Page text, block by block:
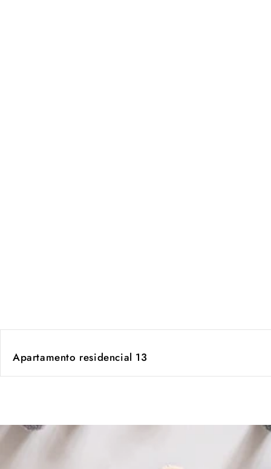
Apartamento residencial 13
1 /de
2